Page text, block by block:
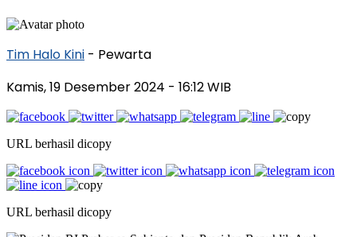
Tim Halo Kini - Pewarta
Kamis, 19 Desember 2024 - 16:12 WIB
URL berhasil dicopy
URL berhasil dicopy